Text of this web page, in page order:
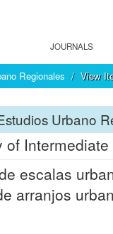
JOURNALS
Regionales View
Urbano
escalas
arranjos